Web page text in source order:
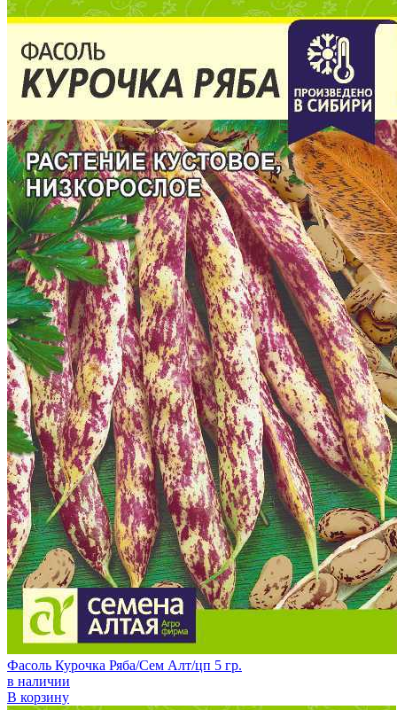
Фасоль Курочка Ряба/Сем Алт/цп 5 гр.
в наличии
В корзину